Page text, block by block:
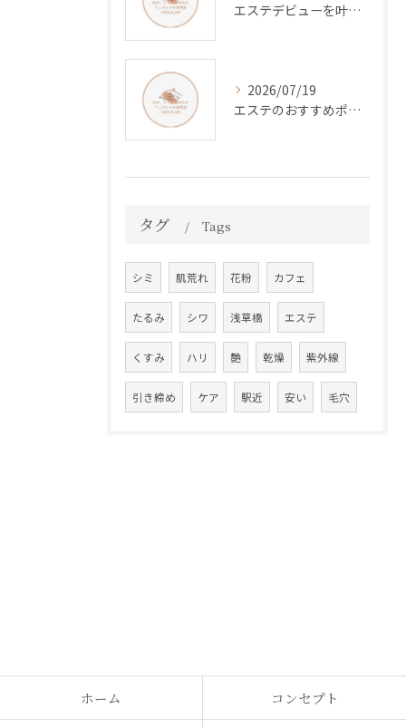
エステデビューを叶える東京都台東区練馬区で理想のフェイシャル体験とキャリアの始め方
2026/07/19
エステのおすすめポイントと効果的な選び方を体験談で解説
タグ Tags
シミ 肌荒れ 花粉 カフェ
たるみ シワ 浅草橋 エステ
くすみ ハリ 艶 乾燥 紫外線
引き締め ケア 駅近 安い 毛穴
ホーム コンセプト